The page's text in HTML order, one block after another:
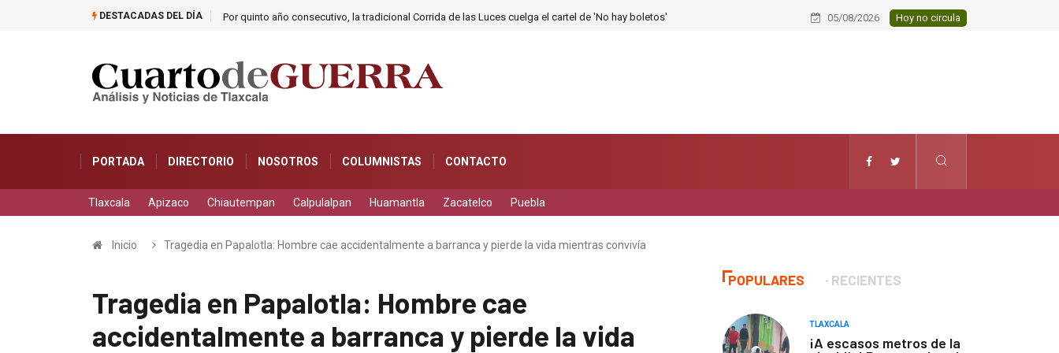
DESTACADAS DEL DÍA Por quinto año consecutivo, la tradicional Corrida de las Luces cuelga el cartel de 'No hay boletos' Conmemoran el XXI aniversario
05/08/2026 Hoy no circula
PORTADA DIRECTORIO NOSOTROS COLUMNISTAS CONTACTO
Tlaxcala Apizaco Chiautempan Calpulalpan Huamantla Zacatelco Puebla
Inicio Tragedia en Papalotla: Hombre cae accidentalmente a barranca y pierde la vida mientras convivía
Tragedia en Papalotla: Hombre cae
accidentalmente a barranca y pierde la vida
POPULARES RECIENTES
TLAXCALA
¡A escasos metros de la